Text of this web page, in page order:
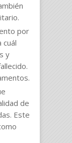
por
cuál
y
de
Este